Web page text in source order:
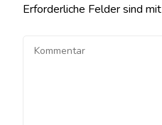
Erforderliche Felder sind mit